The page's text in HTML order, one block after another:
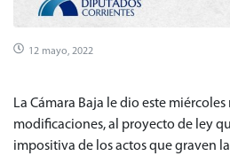
12 mayo, 2022
La Cámara Baja le dio este
modificaciones, al proyecto de ley
impositiva de los actos que graven